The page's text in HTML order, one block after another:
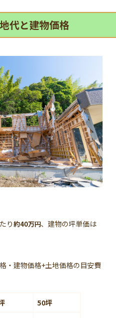
代と建物価格
り約40万円、建物の坪単価は
・建物価格+土地価格の目安費
50坪